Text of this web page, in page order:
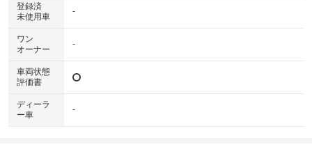
登録済
未使用車
-
ワン
オーナー
-
車両状態
評価書
ディーラ
ー車
-